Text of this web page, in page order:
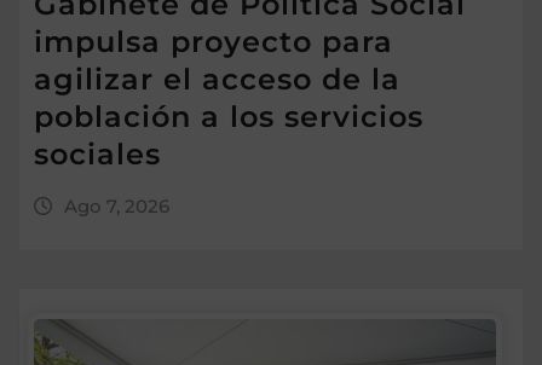
impulsa proyecto para
agilizar el acceso de la
población a los servicios
sociales
Ago 7, 2026